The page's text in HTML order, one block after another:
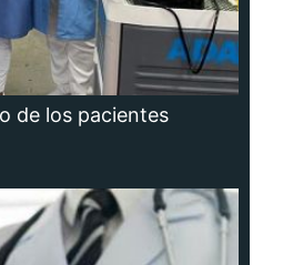
de los pacientes